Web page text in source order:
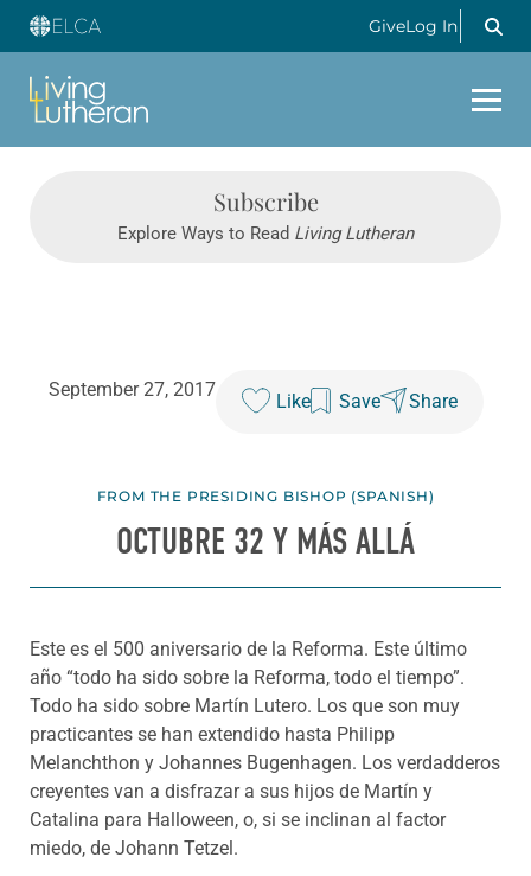
GiveLog In
Subscribe
Explore Ways to Read Living Lutheran
September 27, 2017
Like Save Share
FROM THE PRESIDING BISHOP (SPANISH)
OCTUBRE 32 Y MÁS ALLÁ
Este es el 500 aniversario de la Reforma. Este último
año “todo ha sido sobre la Reforma, todo el tiempo”.
Todo ha sido sobre Martín Lutero. Los que son muy
practicantes se han extendido hasta Philipp
Melanchthon y Johannes Bugenhagen. Los verdadderos
creyentes van a disfrazar a sus hijos de Martín y
Catalina para Halloween, o, si se inclinan al factor
miedo, de Johann Tetzel.